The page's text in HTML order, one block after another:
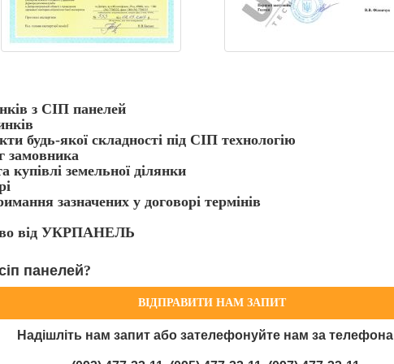
з СІП панелей
будь-якої складності під СІП технологію
замовника
земельної ділянки
зазначених у договорі термінів
від УКРПАНЕЛЬ
панелей?
ВІДПРАВИТИ НАМ ЗАПИТ
Надішліть нам запит або зателефонуйте нам за